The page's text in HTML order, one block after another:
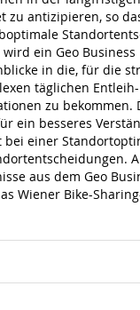
zu antizipieren, so
ein Geo
in die, für die
täglichen
zu bekommen.
ein besseres
einer
aus dem Geo
Wiener Bike-